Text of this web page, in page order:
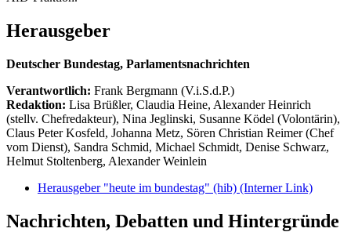
Herausgeber
Deutscher Bundestag, Parlamentsnachrichten
Verantwortlich: Frank Bergmann (V.i.S.d.P.)
Redaktion: Lisa Brüßler, Claudia Heine, Alexander Heinrich
(stellv. Chefredakteur), Nina Jeglinski, Susanne Ködel (Volontärin),
Claus Peter Kosfeld, Johanna Metz, Sören Christian Reimer (Chef
vom Dienst), Sandra Schmid, Michael Schmidt, Denise Schwarz,
Helmut Stoltenberg, Alexander Weinlein
Herausgeber "heute im bundestag" (hib) (Interner Link)
Nachrichten, Debatten und Hintergründe